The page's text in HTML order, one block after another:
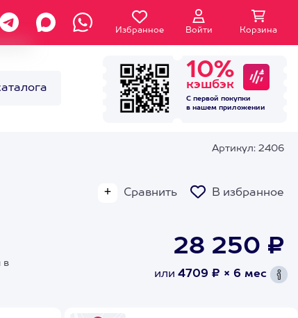
Избранное Войти Корзина
10%
кэшбэк
С первой покупки
в нашем приложении
Артикул: 2406
Сравнить В избранное
28 250 ₽
или 4709 ₽ × 6 мес
в